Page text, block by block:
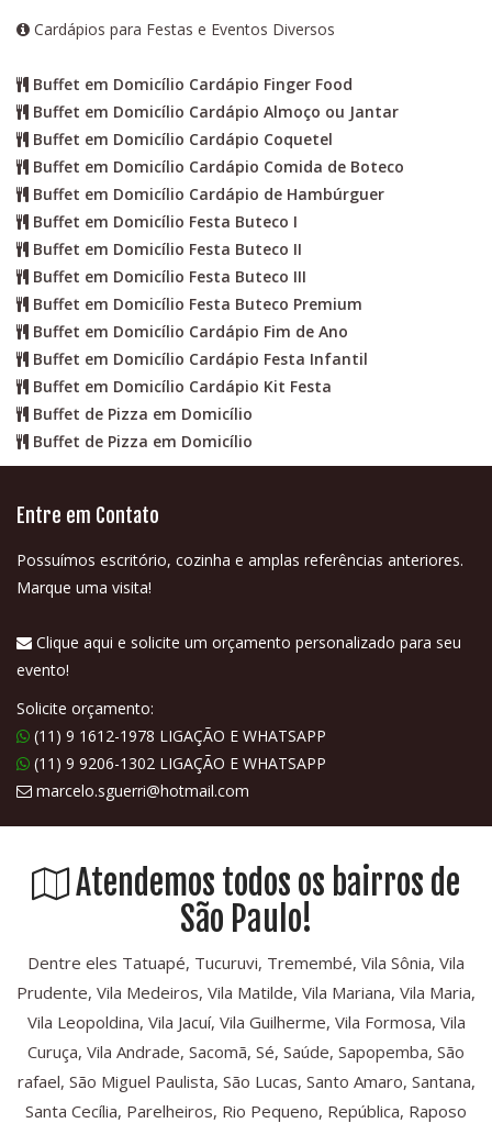
Cardápios para Festas e Eventos Diversos
Buffet em Domicílio Cardápio Finger Food
Buffet em Domicílio Cardápio Almoço ou Jantar
Buffet em Domicílio Cardápio Coquetel
Buffet em Domicílio Cardápio Comida de Boteco
Buffet em Domicílio Cardápio de Hambúrguer
Buffet em Domicílio Festa Buteco I
Buffet em Domicílio Festa Buteco II
Buffet em Domicílio Festa Buteco III
Buffet em Domicílio Festa Buteco Premium
Buffet em Domicílio Cardápio Fim de Ano
Buffet em Domicílio Cardápio Festa Infantil
Buffet em Domicílio Cardápio Kit Festa
Buffet de Pizza em Domicílio
Buffet de Pizza em Domicílio
Entre em Contato
Possuímos escritório, cozinha e amplas referências anteriores.
Marque uma visita!
Clique aqui e solicite um orçamento personalizado para seu
evento!
Solicite orçamento:
(11) 9 1612-1978 LIGAÇÃO E WHATSAPP
(11) 9 9206-1302 LIGAÇÃO E WHATSAPP
marcelo.sguerri@hotmail.com
Atendemos todos os bairros de
São Paulo!
Dentre eles Tatuapé, Tucuruvi, Tremembé, Vila Sônia, Vila
Prudente, Vila Medeiros, Vila Matilde, Vila Mariana, Vila Maria,
Vila Leopoldina, Vila Jacuí, Vila Guilherme, Vila Formosa, Vila
Curuça, Vila Andrade, Sacomã, Sé, Saúde, Sapopemba, São
rafael, São Miguel Paulista, São Lucas, Santo Amaro, Santana,
Santa Cecília, Parelheiros, Rio Pequeno, República, Raposo